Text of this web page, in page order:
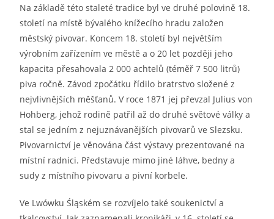
Na základě této staleté tradice byl ve druhé polovině 18.
století na místě bývalého knížecího hradu založen
městský pivovar. Koncem 18. století byl největším
výrobním zařízením ve městě a o 20 let později jeho
kapacita přesahovala 2 000 achtelů (téměř 7 500 litrů)
piva ročně. Závod zpočátku řídilo bratrstvo složené z
nejvlivnějších měšťanů. V roce 1871 jej převzal Julius von
Hohberg, jehož rodině patřil až do druhé světové války a
stal se jedním z nejuznávanějších pivovarů ve Slezsku.
Pivovarnictví je věnována část výstavy prezentované na
místní radnici. Představuje mimo jiné láhve, bedny a
sudy z místního pivovaru a pivní korbele.
Ve Lwówku Śląském se rozvíjelo také soukenictví a